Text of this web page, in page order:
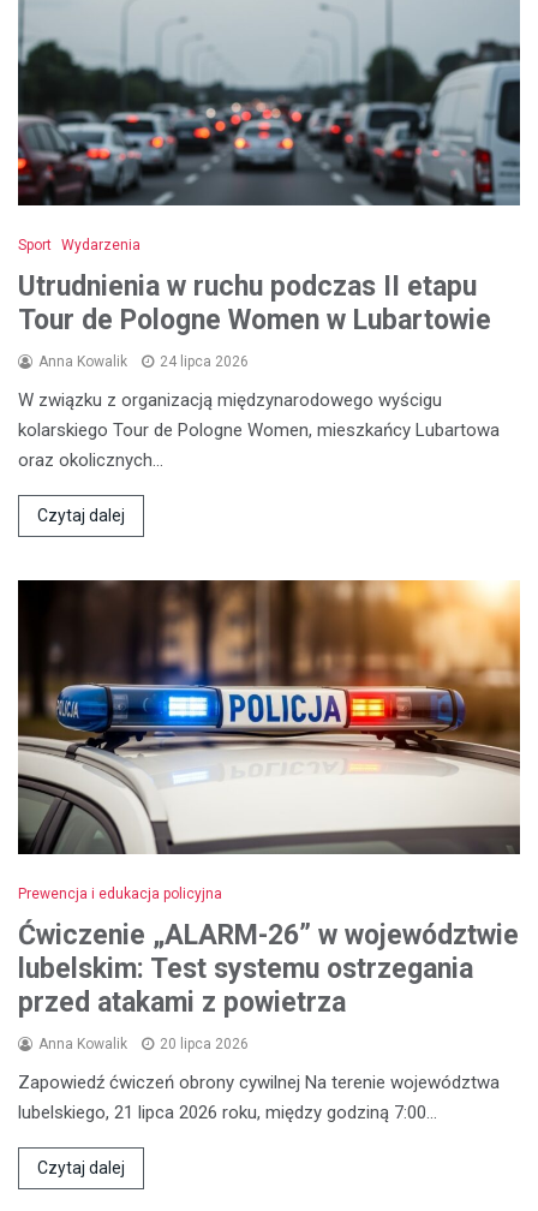
Sport Wydarzenia
Utrudnienia w ruchu podczas II etapu
Tour de Pologne Women w Lubartowie
Anna Kowalik 24 lipca 2026
W związku z organizacją międzynarodowego wyścigu
kolarskiego Tour de Pologne Women, mieszkańcy Lubartowa
oraz okolicznych…
Czytaj dalej
Prewencja i edukacja policyjna
Ćwiczenie „ALARM-26” w województwie
lubelskim: Test systemu ostrzegania
przed atakami z powietrza
Anna Kowalik 20 lipca 2026
Zapowiedź ćwiczeń obrony cywilnej Na terenie województwa
lubelskiego, 21 lipca 2026 roku, między godziną 7:00…
Czytaj dalej